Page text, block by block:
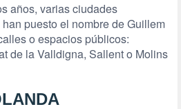
años, varias ciudades
puesto el nombre de Guillem
o espacios públicos:
de la Valldigna, Sallent o Molins